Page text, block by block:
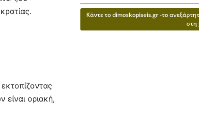
οριακή,
Κάντε το dimoskopiseis.gr -το
στη